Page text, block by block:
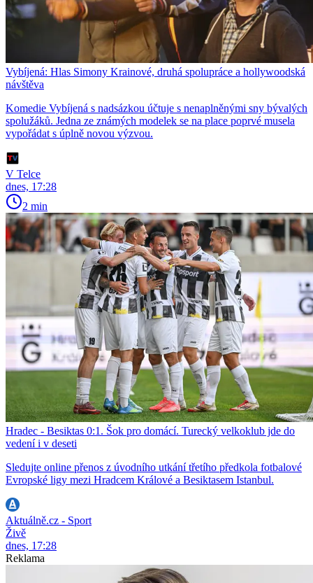
Vybíjená: Hlas Simony Krainové, druhá spolupráce a hollywoodská
návštěva
Komedie Vybíjená s nadsázkou účtuje s nenaplněnými sny bývalých
spolužáků. Jedna ze známých modelek se na place poprvé musela
vypořádat s úplně novou výzvou.
V Telce
dnes, 17:28
2 min
Hradec - Besiktas 0:1. Šok pro domácí. Turecký velkoklub jde do
vedení i v deseti
Sledujte online přenos z úvodního utkání třetího předkola fotbalové
Evropské ligy mezi Hradcem Králové a Besiktasem Istanbul.
Aktuálně.cz - Sport
Živě
dnes, 17:28
Reklama